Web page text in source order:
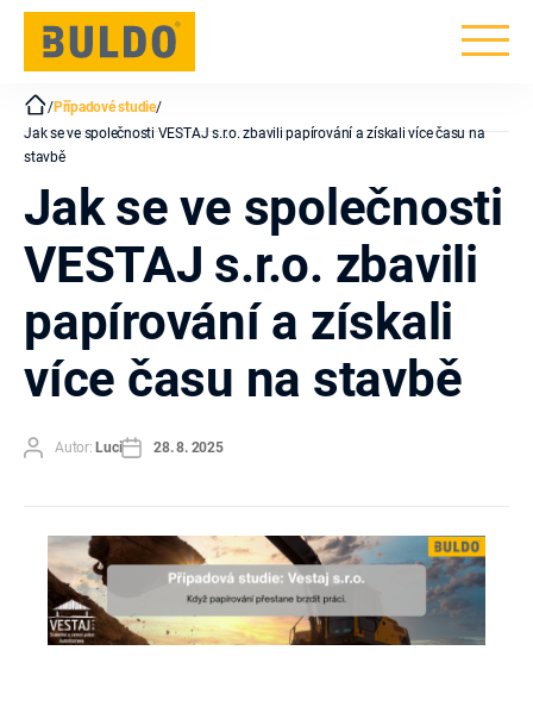
/Případové studie/
Jak se ve společnosti VESTAJ s.r.o. zbavili papírování a získali více času na
stavbě
Jak se ve společnosti
VESTAJ s.r.o. zbavili
papírování a získali
více času na stavbě
AutorAutor: Luci Datum28. 8. 2025